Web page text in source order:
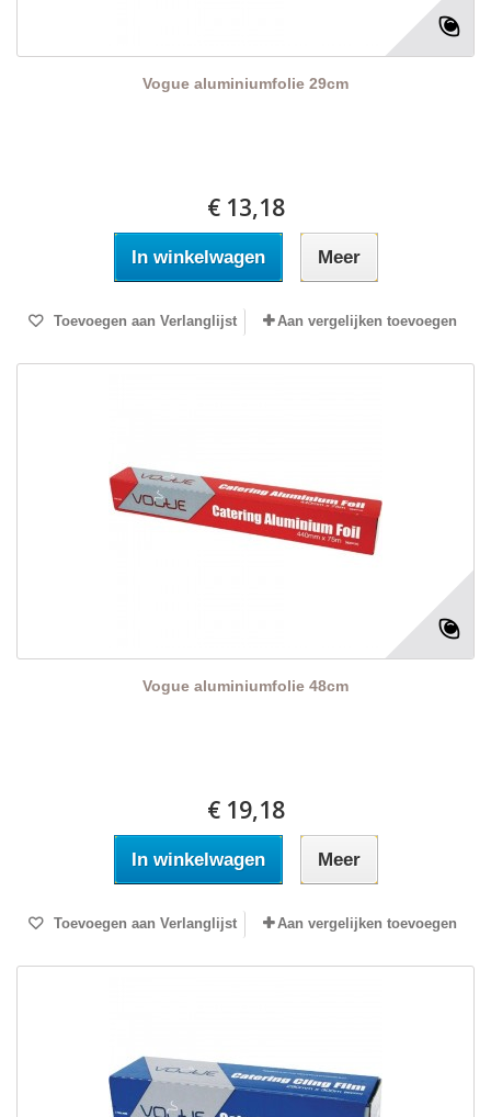
Vogue aluminiumfolie 29cm
€ 13,18
In winkelwagen Meer
Toevoegen aan Verlanglijst Aan vergelijken toevoegen
Vogue aluminiumfolie 48cm
€ 19,18
In winkelwagen Meer
Toevoegen aan Verlanglijst Aan vergelijken toevoegen